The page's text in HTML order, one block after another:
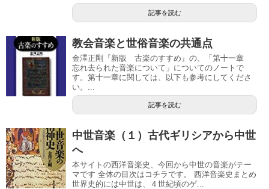
記事を読む
教会音楽と世俗音楽の共通点
金澤正剛『新版 古楽のすすめ』の、「第十一章
忘れ去られた音楽について」についてのノートで
す。第十一章に関しては、以下も参考にしてくださ
い。...
記事を読む
中世音楽（１）古代ギリシアから中世
へ
本サイトの西洋音楽史、今回から中世の音楽がテー
マです 全体の目次はコチラです。 西洋音楽史まとめ
世界史的には中世は、４世紀頃のゲ...